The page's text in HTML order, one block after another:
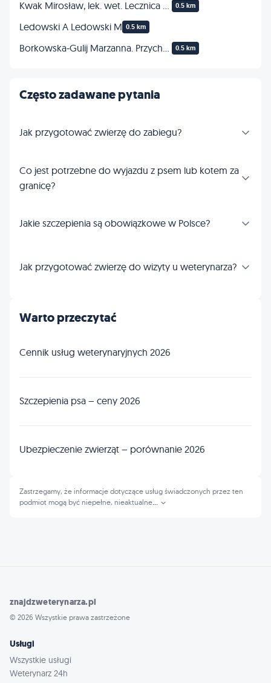
0.5 km
Ledowski A Ledowski M 0.5 km
0.5 km
Często zadawane pytania
Jak przygotować zwierzę do zabiegu?
Co jest potrzebne do wyjazdu z psem lub kotem za
granicę?
Jakie szczepienia są obowiązkowe w Polsce?
Jak przygotować zwierzę do wizyty u weterynarza?
Warto przeczytać
Cennik usług weterynaryjnych 2026
Szczepienia psa – ceny 2026
Ubezpieczenie zwierząt – porównanie 2026
Zastrzegamy, że informacje dotyczące usług świadczonych przez ten
podmiot mogą być niepełne, nieaktualne
znajdzweterynarza.pl
© 2026 Wszystkie prawa zastrzeżone
Usługi
Wszystkie usługi
Weterynarz 24h